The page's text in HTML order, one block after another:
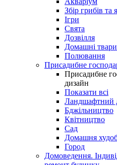
Збір грибів та
Ігри
Свята
Дозвілля
Домашні
Полювання
Присадибне
Присадибне
дизайн
Показати всі
Ландшафтний
Бджільництво
Квітництво
Сад
Домашня
Город
Домоведення.